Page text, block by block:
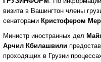
визита в Вашингтон члены
сенаторами Кристофером
Министр иностранных дел
Арчил Кбилашвили
проходящих в Грузии